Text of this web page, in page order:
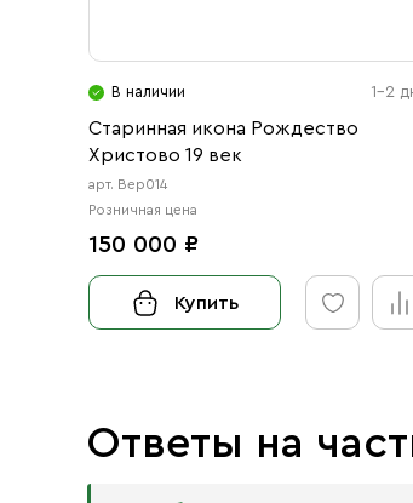
В наличии 1-2
Старинная икона Рождество
Христово 19 век
арт. Вер014
Розничная цена
150 000 ₽
Купить
Ответы на